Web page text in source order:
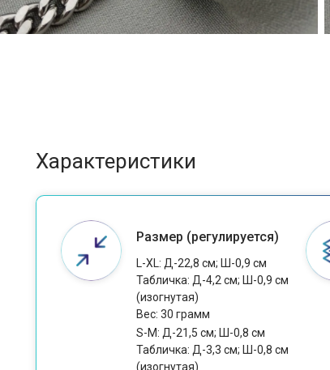
Характеристики
Размер (регулируется)
L-XL: Д-22,8 см; Ш-0,9 см
Табличка: Д-4,2 см; Ш-0,9 см
(изогнутая)
Вес: 30 грамм
S-M: Д-21,5 см; Ш-0,8 см
Табличка: Д-3,3 см; Ш-0,8 см
(изогнутая)